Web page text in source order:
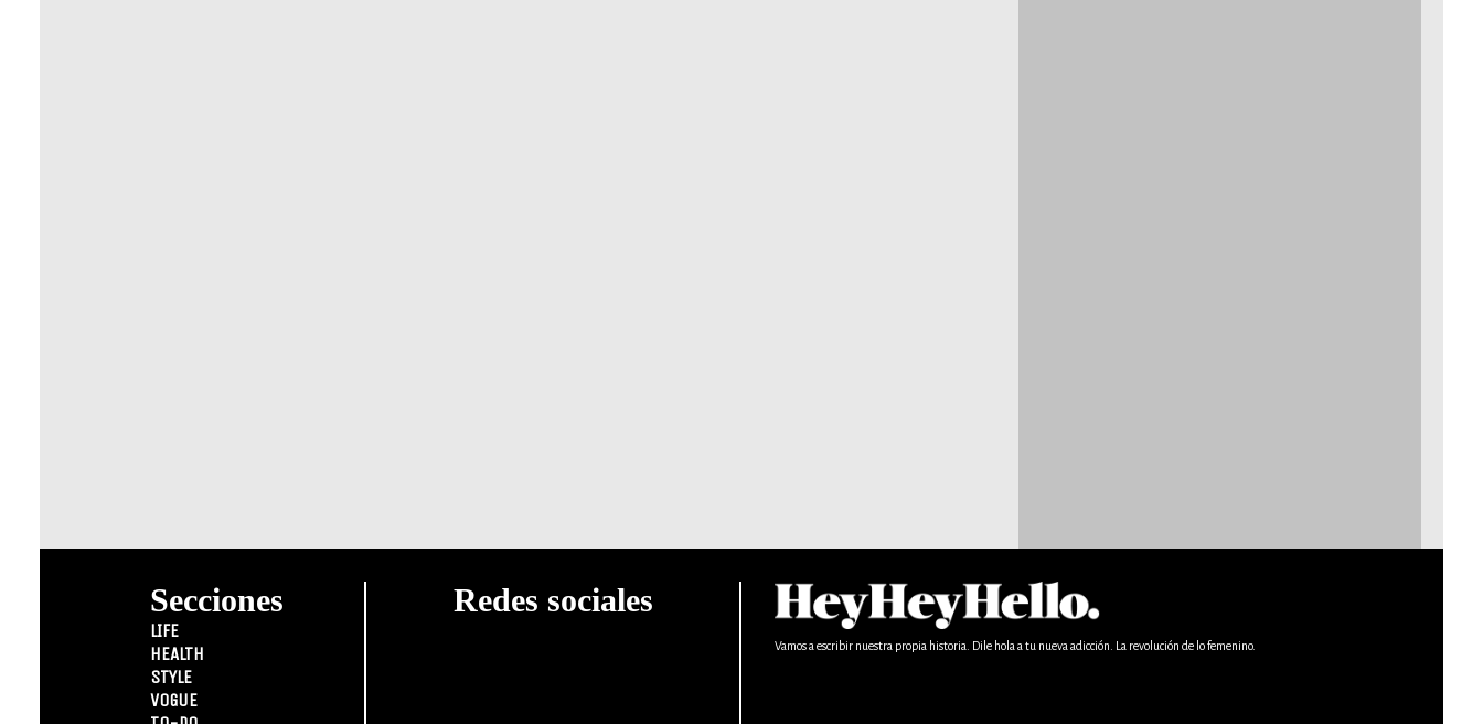
Secciones
LIFE
HEALTH
STYLE
VOGUE
Redes sociales
Vamos a escribir nuestra propia historia. Dile hola a tu nueva adicción. La revolución de lo femenino.